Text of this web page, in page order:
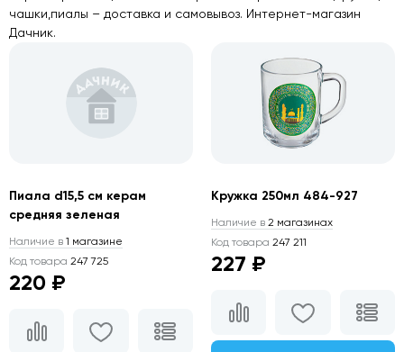
чашки,пиалы – доставка и самовывоз. Интернет-магазин
Дачник.
Пиала d15,5 см керам
средняя зеленая
Наличие в 1 магазине
Код товара 247 725
220 ₽
Кружка 250мл 484-927
Наличие в 2 магазинах
Код товара 247 211
227 ₽